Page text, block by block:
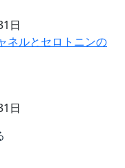
日
ネルとセロトニンの
日